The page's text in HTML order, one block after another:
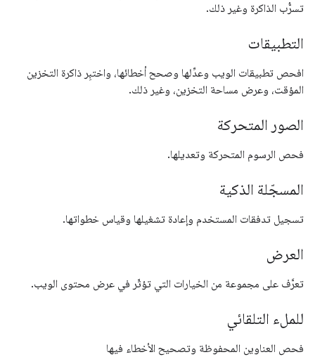
تسرُّب الذاكرة وغير ذلك.
التطبيقات
افحص تطبيقات الويب وعدِّلها وصحح أخطائها، واختبِر ذاكرة التخزين
المؤقت، وعرض مساحة التخزين، وغير ذلك.
الصور المتحركة
فحص الرسوم المتحركة وتعديلها.
المسجّلة الذكية
تسجيل تدفقات المستخدم وإعادة تشغيلها وقياس خطواتها.
العرض
تعرَّف على مجموعة من الخيارات التي تؤثّر في عرض محتوى الويب.
للملء التلقائي
فحص العناوين المحفوظة وتصحيح الأخطاء فيها